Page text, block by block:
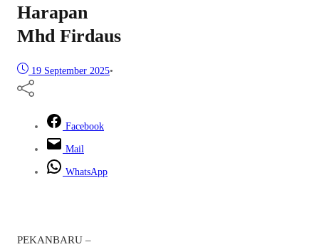
Harapan
Mhd Firdaus
19 September 2025•
Facebook
Mail
WhatsApp
PEKANBARU –